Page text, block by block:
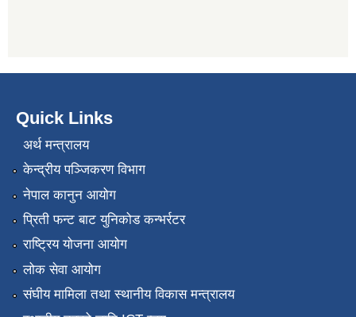
Quick Links
अर्थ मन्त्रालय
केन्द्रीय पञ्जिकरण विभाग
नेपाल कानुन आयोग
प्रिती फन्ट बाट युनिकोड कन्भर्रटर
राष्ट्रिय योजना आयोग
लोक सेवा आयोग
संघीय मामिला तथा स्थानीय विकास मन्त्रालय